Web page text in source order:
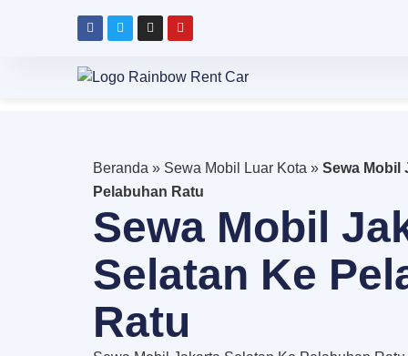
Beranda » Sewa Mobil Luar Kota » Sewa Mobil
Pelabuhan Ratu
Sewa Mobil
Selatan Ke
Ratu